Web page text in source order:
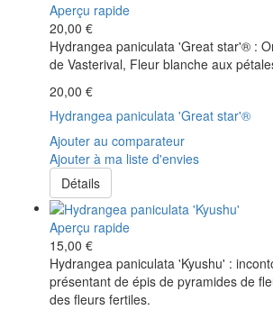
Aperçu rapide
20,00 €
Hydrangea paniculata 'Great star'® :
de Vasterival, Fleur blanche aux
20,00 €
Hydrangea paniculata 'Great star'®
Ajouter au comparateur
Ajouter à ma liste d'envies
Détails
Aperçu rapide
15,00 €
Hydrangea paniculata 'Kyushu' :
présentant de épis de pyramides de
des fleurs fertiles.